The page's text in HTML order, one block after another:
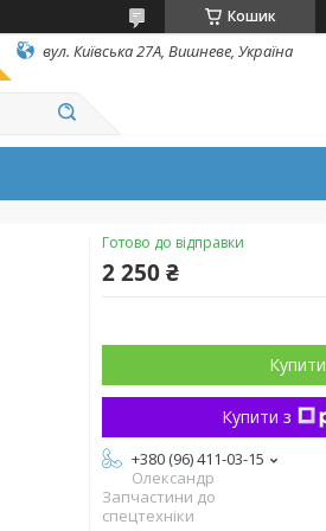
Кошик
вул. Київська 27А, Вишневе, Україна
Готово до відправки
2 250 ₴
Купити
Купити з
+380 (96) 411-03-15
Олександр
Запчастини до
спецтехніки